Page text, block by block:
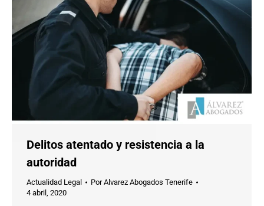
Delitos atentado y resistencia a la
autoridad
Actualidad Legal PorAlvarez Abogados Tenerife
4 abril, 2020